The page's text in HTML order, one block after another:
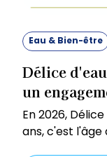
Eau & Bien-être
Délice
un
En 2026,
ans, c'est